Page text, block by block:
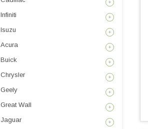
Infiniti
Isuzu
Acura
Buick
Chrysler
Geely
Great Wall
Jaguar